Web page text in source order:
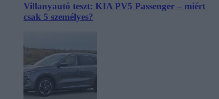
Villanyautó teszt: KIA PV5 Passenger – miért
csak 5 személyes?